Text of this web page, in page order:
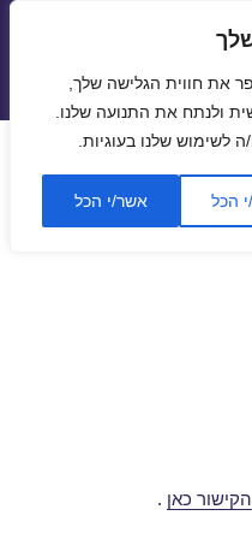
את חווית הגלישה שלך,
ולנתח את התנועה שלנו.
שלנו בעוגיות.
הכל אשר/י הכל
תפריטים
ווידג'טים
הקישור כאן .